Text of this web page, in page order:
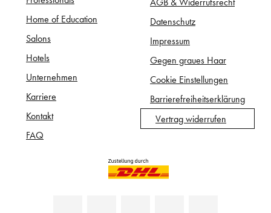
Home of Education
Salons
Hotels
Unternehmen
Karriere
Kontakt
FAQ
Datenschutz
Impressum
Gegen graues Haar
Cookie Einstellungen
Barrierefreiheitserklärung
Vertrag widerrufen